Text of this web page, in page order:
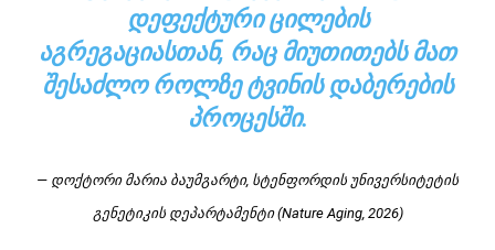
ᲓᲔᲤᲔᲥᲢᲣᲠᲘ ᲪᲘᲚᲔᲑᲘᲡ
ᲐᲒᲠᲔᲒᲐᲪᲘᲐᲡᲗᲐᲜ, ᲠᲐᲪ ᲛᲘᲣᲗᲘᲗᲔᲑᲡ ᲛᲐᲗ
ᲨᲔᲡᲐᲫᲚᲝ ᲠᲝᲚᲖᲔ ᲢᲕᲘᲜᲘᲡ ᲓᲐᲑᲔᲠᲔᲑᲘᲡ
ᲞᲠᲝᲪᲔᲡᲨᲘ.
— დოქტორი მარია ბაუმგარტი, სტენფორდის უნივერსიტეტის
გენეტიკის დეპარტამენტი (Nature Aging, 2026)